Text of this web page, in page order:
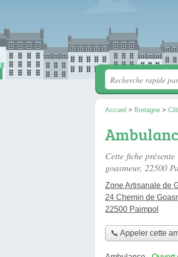
Accueil > Bretagne >
Cette fiche
goasmeur, 22500
Zone Artisanale de
24 Chemin de
22500 Paimpol
📞 Appeler cette